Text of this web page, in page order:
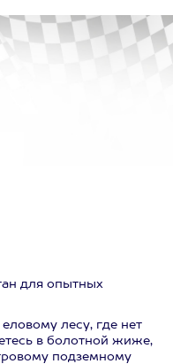
для опытных
лесу, где нет
в болотной жиже,
подземному